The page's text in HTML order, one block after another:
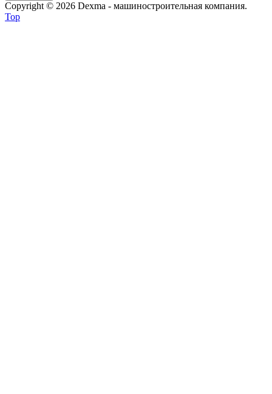
Copyright © 2026 Dexma - машиностроительная компания.
Top